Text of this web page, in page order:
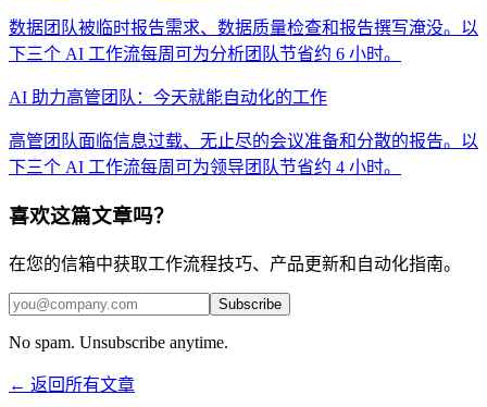
数据团队被临时报告需求、数据质量检查和报告撰写淹没。以
下三个 AI 工作流每周可为分析团队节省约 6 小时。
AI 助力高管团队：今天就能自动化的工作
高管团队面临信息过载、无止尽的会议准备和分散的报告。以
下三个 AI 工作流每周可为领导团队节省约 4 小时。
喜欢这篇文章吗？
在您的信箱中获取工作流程技巧、产品更新和自动化指南。
Subscribe
No spam. Unsubscribe anytime.
← 返回所有文章